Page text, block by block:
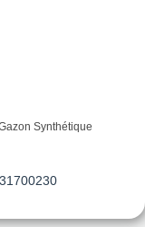
Synthétique
31700230